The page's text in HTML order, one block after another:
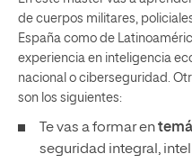
de cuerpos militares,
España como de
experiencia en inteligencia
nacional o ciberseguridad.
son los siguientes:
Te vas a formar en
seguridad integral,